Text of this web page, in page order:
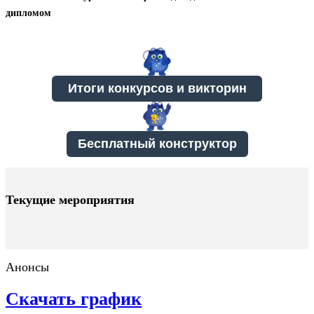
дипломом
Бесплатный конструктор
Текущие мероприятия
Анонсы
Скачать график